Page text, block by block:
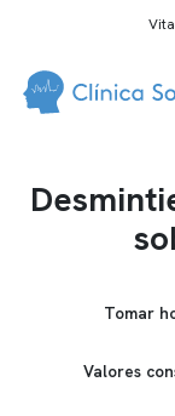
Tomar
Valores